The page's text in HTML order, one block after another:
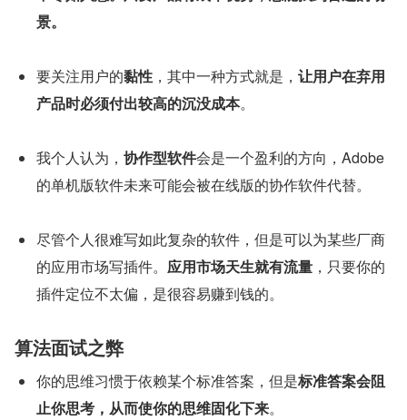
景。
要关注用户的黏性 ，其中一种方式就是， 让用户在弃用
产品时必须付出较高的沉没成本。
我个人认为， 协作型软件会是一个盈利的方向，Adobe
的单机版软件未来可能会被在线版的协作软件代替。
尽管个人很难写如此复杂的软件，但是可以为某些厂商
的应用市场写插件。 应用市场天生就有流量 ，只要你的
插件定位不太偏，是很容易赚到钱的。
算法面试之弊
你的思维习惯于依赖某个标准答案，但是标准答案会阻
止你思考，从而使你的思维固化下来。